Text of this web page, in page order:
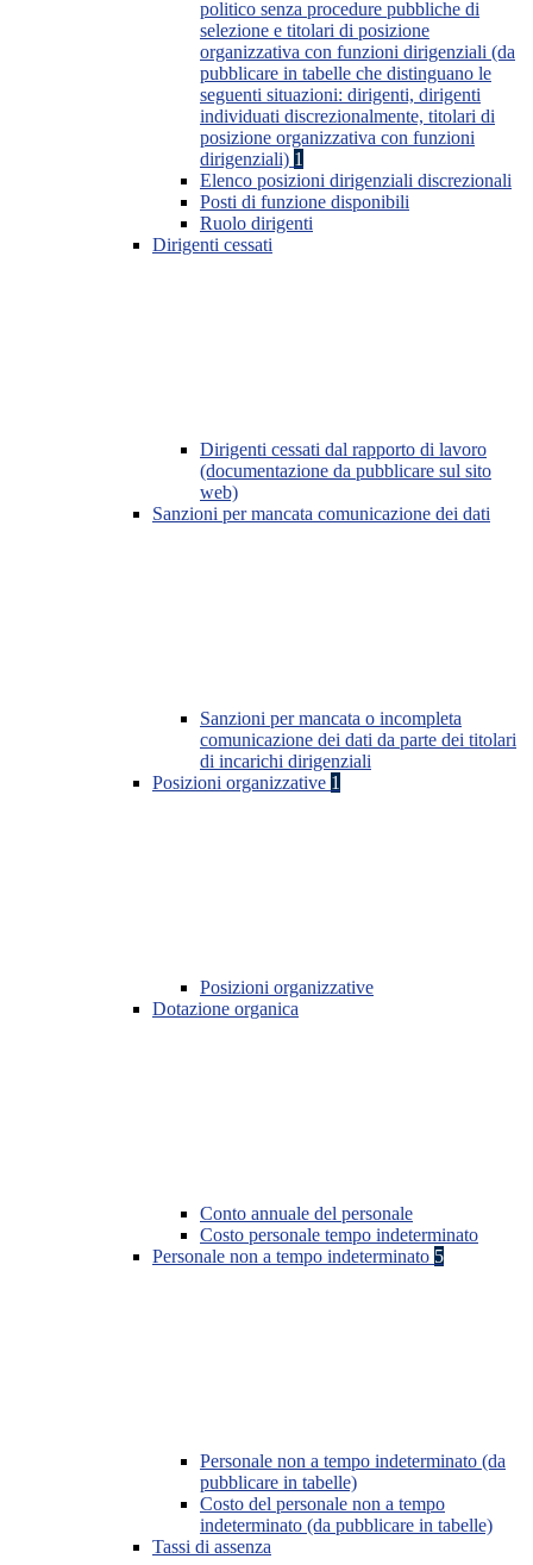
politico senza procedure pubbliche di
selezione e titolari di posizione
organizzativa con funzioni dirigenziali (da
pubblicare in tabelle che distinguano le
seguenti situazioni: dirigenti, dirigenti
individuati discrezionalmente, titolari di
posizione organizzativa con funzioni
dirigenziali) 1
Elenco posizioni dirigenziali discrezionali
Posti di funzione disponibili
Ruolo dirigenti
Dirigenti cessati
Dirigenti cessati dal rapporto di lavoro
(documentazione da pubblicare sul sito
web)
Sanzioni per mancata comunicazione dei dati
Sanzioni per mancata o incompleta
comunicazione dei dati da parte dei titolari
di incarichi dirigenziali
Posizioni organizzative 1
Posizioni organizzative
Dotazione organica
Conto annuale del personale
Costo personale tempo indeterminato
Personale non a tempo indeterminato 5
Personale non a tempo indeterminato (da
pubblicare in tabelle)
Costo del personale non a tempo
indeterminato (da pubblicare in tabelle)
Tassi di assenza